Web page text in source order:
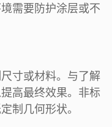
需要防护涂层或不
寸或材料。与了解
高最终效果。非标
制几何形状。